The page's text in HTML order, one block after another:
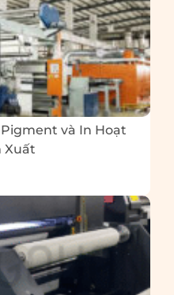
và In Hoạt
Xuất